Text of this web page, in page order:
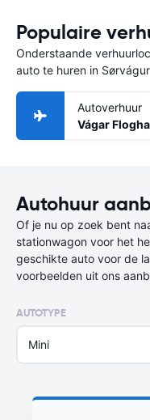
Populaire
Onderstaande
auto te huren in Sørvágur
Autoverhuur
Vágar
Autohuur
Of je nu op zoek bent
stationwagon voor het
geschikte auto voor de
voorbeelden uit ons
AUTOTYPE
Mini